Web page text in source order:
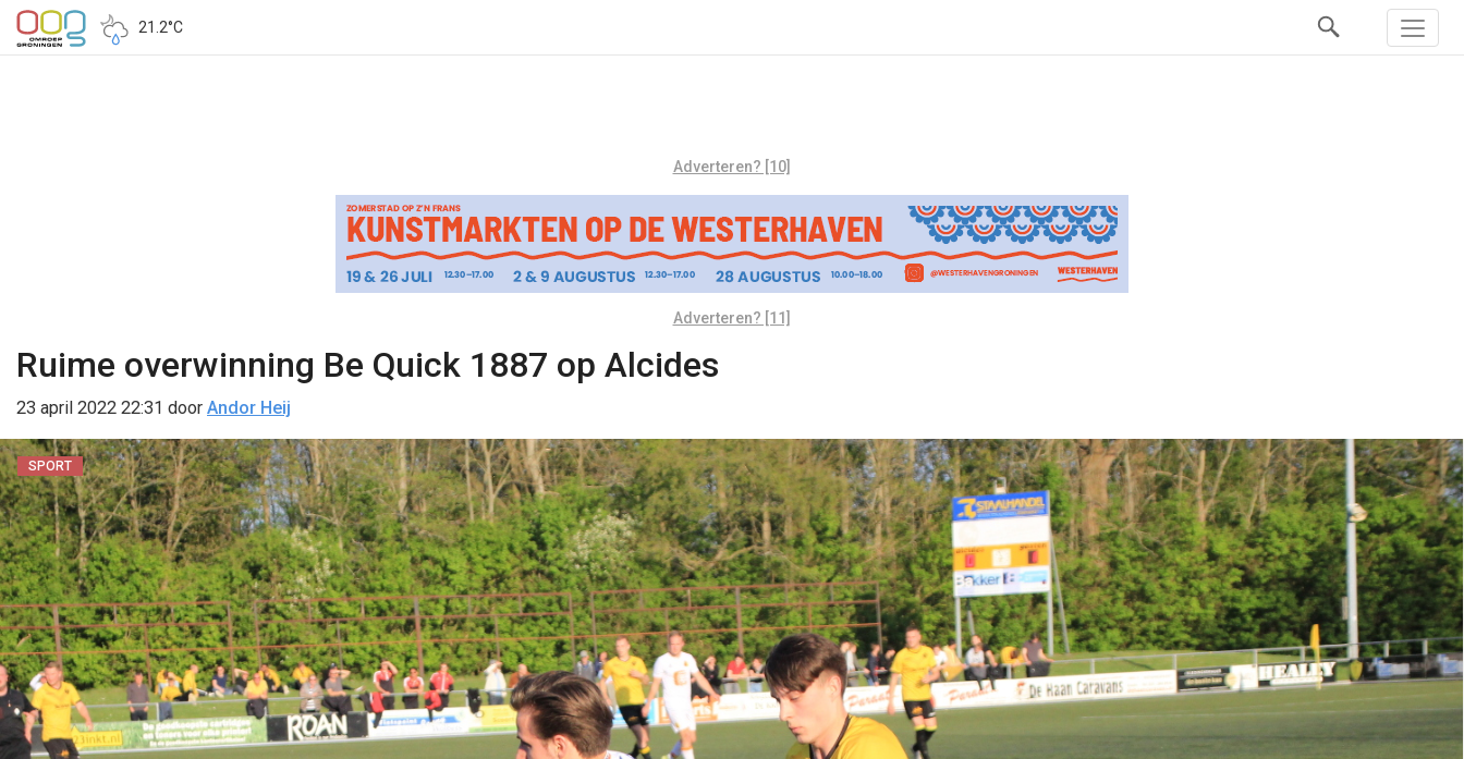
21.2°C
Adverteren? [10]
Adverteren? [11]
Ruime overwinning Be Quick 1887 op Alcides
23 april 2022 22:31 door Andor Heij
SPORT